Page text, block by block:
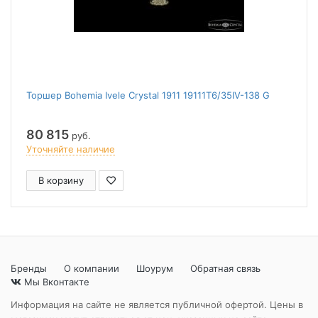
Торшер Bohemia Ivele Crystal 1911 19111T6/35IV-138 G
80 815 руб.
Уточняйте наличие
В корзину
Бренды О компании Шоурум
Обратная связь
Мы Вконтакте
Информация на сайте не является публичной офертой. Цены в